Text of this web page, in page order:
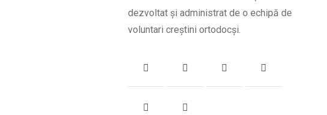
dezvoltat și administrat de o echipă de
voluntari creștini ortodocși.